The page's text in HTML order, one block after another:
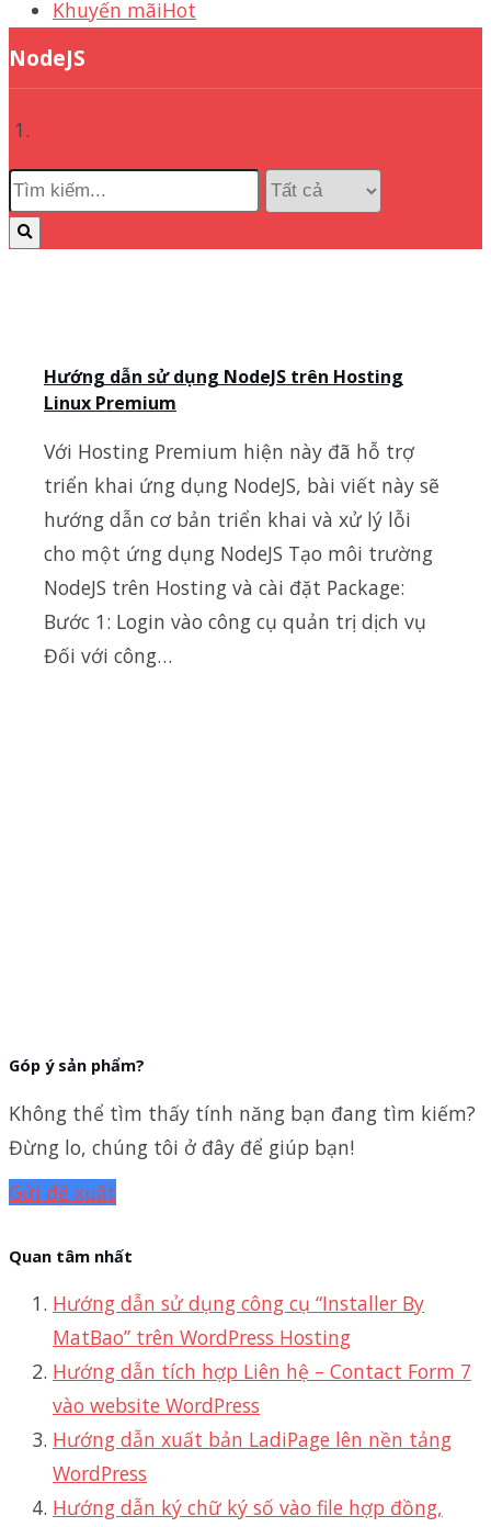
Khuyến mãiHot
NodeJS
Hướng dẫn sử dụng NodeJS trên Hosting
Linux Premium
Với Hosting Premium hiện này đã hỗ trợ
triển khai ứng dụng NodeJS, bài viết này sẽ
hướng dẫn cơ bản triển khai và xử lý lỗi
cho một ứng dụng NodeJS Tạo môi trường
NodeJS trên Hosting và cài đặt Package:
Bước 1: Login vào công cụ quản trị dịch vụ
Đối với công…
Góp ý sản phẩm?
Không thể tìm thấy tính năng bạn đang tìm kiếm?
Đừng lo, chúng tôi ở đây để giúp bạn!
Gửi đề xuất
Quan tâm nhất
Hướng dẫn sử dụng công cụ “Installer By
MatBao” trên WordPress Hosting
Hướng dẫn tích hợp Liên hệ – Contact Form 7
vào website WordPress
Hướng dẫn xuất bản LadiPage lên nền tảng
WordPress
Hướng dẫn ký chữ ký số vào file hợp đồng,